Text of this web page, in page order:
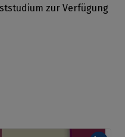
zur Verfügung